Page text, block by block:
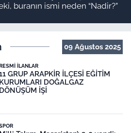
buranın ismi neden “Nadir?”
09 Ağustos 2025
İLANLAR
GRUP ARAPKİR İLÇESİ EĞİTİM
KURUMLARI DOĞALGAZ
DÖNÜŞÜM İŞİ